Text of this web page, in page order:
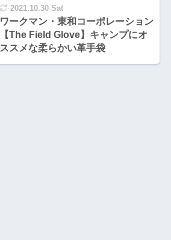
2021.10.30 Sat
ワークマン・東和コーポレーション
【The Field Glove】キャンプにオ
ススメな柔らかい革手袋